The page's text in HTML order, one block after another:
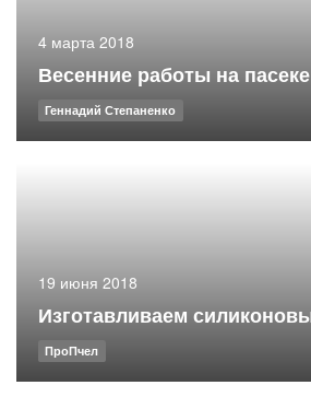
4 марта 2018
Весенние работы на пасеке
Геннадий Степаненко
19 июня 2018
Изготавливаем
ПроПчел